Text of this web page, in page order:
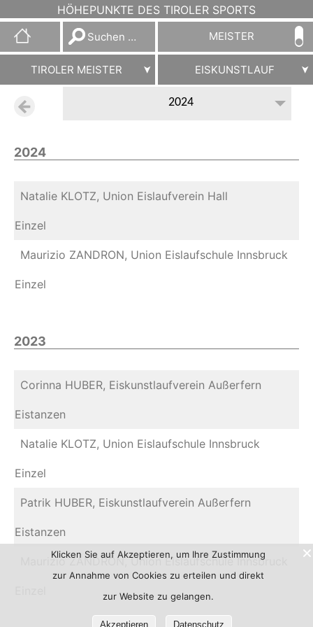
HÖHEPUNKTE DES TIROLER SPORTS
Suchen
nach:
MEISTER
TIROLER MEISTER EISKUNSTLAUF
2024
2024
Natalie KLOTZ, Union Eislaufverein Hall
Einzel
Maurizio ZANDRON, Union Eislaufschule Innsbruck
Einzel
2023
Corinna HUBER, Eiskunstlaufverein Außerfern
Eistanzen
Natalie KLOTZ, Union Eislaufschule Innsbruck
Einzel
Patrik HUBER, Eiskunstlaufverein Außerfern
Eistanzen
Maurizio ZANDRON, Union Eislaufschule Innsbruck
Klicken Sie auf Akzeptieren, um Ihre Zustimmung
zur Annahme von Cookies zu erteilen und direkt
zur Website zu gelangen.
Akzeptieren Datenschutz